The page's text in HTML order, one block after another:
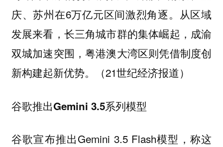
庆、苏州在6万亿元区间激烈角逐。从区域
发展来看，长三角城市群的集体崛起，成渝
双城加速突围，粤港澳大湾区则凭借制度创
新构建起新优势。（21世纪经济报道）
谷歌推出Gemini 3.5系列模型
谷歌宣布推出Gemini 3.5 Flash模型，称这